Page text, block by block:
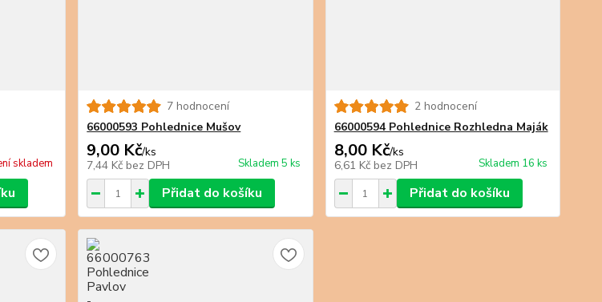
skladem
7 hodnocení
66000593 Pohlednice Mušov
9,00 Kč/ks
7,44 Kč bez DPH Skladem 5 ks
Přidat do košíku
2 hodnocení
66000594 Pohlednice Rozhledna Maják
8,00 Kč/ks
6,61 Kč bez DPH Skladem 16 ks
Přidat do košíku